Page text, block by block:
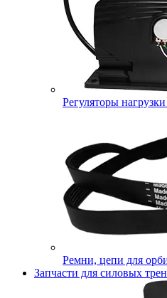
Регуляторы
Ремни, цепи для
Запчасти для силовых